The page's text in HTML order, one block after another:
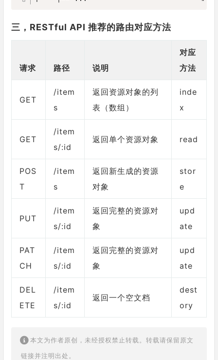
三，RESTful API 推荐的路由对应方法
请求 路径 说明
对应
方法
GET
/item
s
返回资源对象的列
表（数组）
inde
x
GET
/item
s/:id
返回单个资源对象 read
POS
T
/item
s
返回新生成的资源
对象
stor
e
PUT
/item
s/:id
返回完整的资源对
象
upd
ate
PAT
CH
/item
s/:id
返回完整的资源对
象
upd
ate
DEL
ETE
/item
s/:id
返回一个空文档
dest
ory
本文为作者原创，未经授权禁止转载。转载请保留原文
链接并注明出处。